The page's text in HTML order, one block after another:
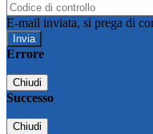
E-mail inviata, si prega di
Errore
Chiudi
Successo
Chiudi